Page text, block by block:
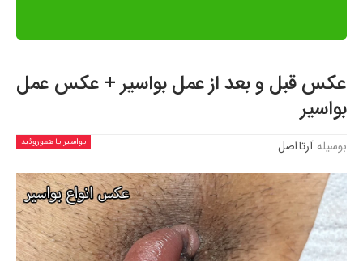
عکس قبل و بعد از عمل بواسیر + عکس عمل
بواسیر
بواسیر یا هموروئید بوسیله آرتا اصل